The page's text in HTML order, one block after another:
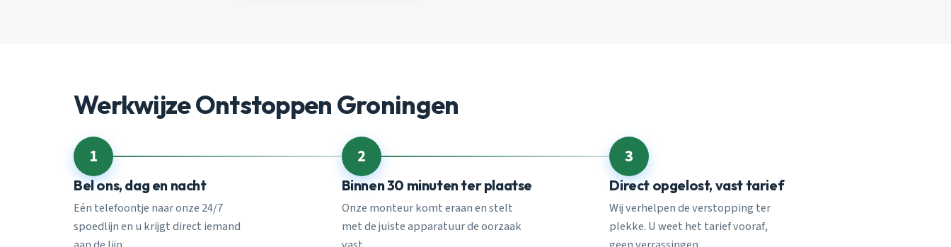
Werkwijze Ontstoppen Groningen
1
Bel ons, dag en nacht
Eén telefoontje naar onze 24/7
spoedlijn en u krijgt direct iemand
2
Binnen 30 minuten ter plaatse
Onze monteur komt eraan en stelt
met de juiste apparatuur de oorzaak
3
Direct opgelost, vast tarief
Wij verhelpen de verstopping ter
plekke. U weet het tarief vooraf,